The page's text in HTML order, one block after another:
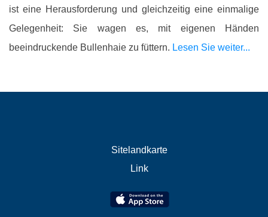
ist eine Herausforderung und gleichzeitig eine einmalige
Gelegenheit: Sie wagen es, mit eigenen Händen
beeindruckende Bullenhaie zu füttern. Lesen Sie weiter...
Sitelandkarte
Link